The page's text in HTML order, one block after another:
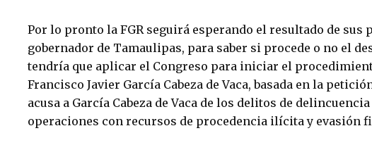
Por lo pronto la FGR seguirá esperando el resultado de sus
gobernador de Tamaulipas, para saber si procede o no el
tendría que aplicar el Congreso para iniciar el
Francisco Javier García Cabeza de Vaca, basada en la
acusa a García Cabeza de Vaca de los delitos de
operaciones con recursos de procedencia ilícita y evasión